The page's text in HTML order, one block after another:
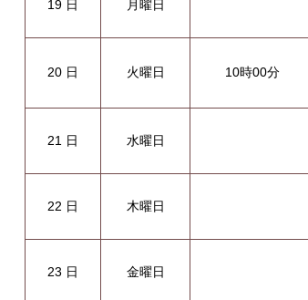
19 日 月曜日
20 日 火曜日 10時00分
21 日 水曜日
22 日 木曜日
23 日 金曜日